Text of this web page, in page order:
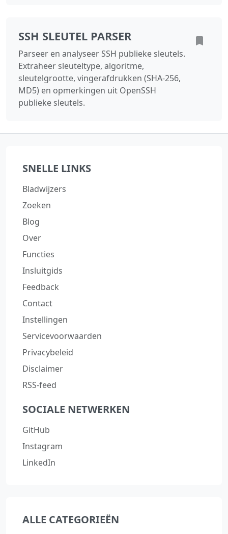
SSH SLEUTEL PARSER
Parseer en analyseer SSH publieke sleutels.
Extraheer sleuteltype, algoritme,
sleutelgrootte, vingerafdrukken (SHA-256,
MD5) en opmerkingen uit OpenSSH
publieke sleutels.
SNELLE LINKS
Bladwijzers
Zoeken
Blog
Over
Functies
Insluitgids
Feedback
Contact
Instellingen
Servicevoorwaarden
Privacybeleid
Disclaimer
RSS-feed
SOCIALE NETWERKEN
GitHub
Instagram
LinkedIn
ALLE CATEGORIEËN